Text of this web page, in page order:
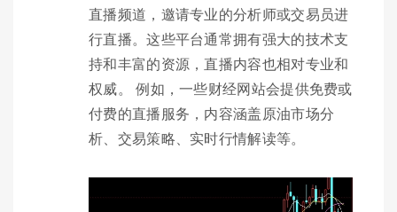
直播频道，邀请专业的分析师或交易员进
行直播。这些平台通常拥有强大的技术支
持和丰富的资源，直播内容也相对专业和
权威。 例如，一些财经网站会提供免费或
付费的直播服务，内容涵盖原油市场分
析、交易策略、实时行情解读等。